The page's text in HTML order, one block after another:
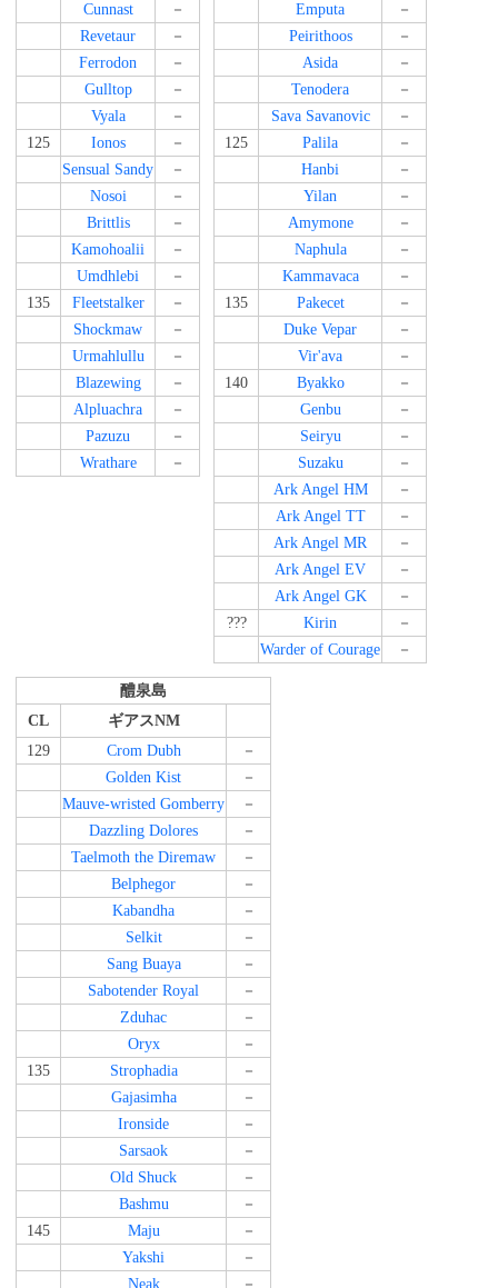
Cunnast
－
Revetaur
－
Ferrodon
－
Gulltop
－
Vyala
－
125
Ionos
－
Sensual Sandy
－
Nosoi
－
Brittlis
－
Kamohoalii
－
Umdhlebi
－
135
Fleetstalker
－
Shockmaw
－
Urmahlullu
－
Blazewing
－
Alpluachra
－
Pazuzu
－
Wrathare
－
Emputa
－
Peirithoos
－
Asida
－
Tenodera
－
Sava Savanovic
－
125
Palila
－
Hanbi
－
Yilan
－
Amymone
－
Naphula
－
Kammavaca
－
135
Pakecet
－
Duke Vepar
－
Vir'ava
－
140
Byakko
－
Genbu
－
Seiryu
－
Suzaku
－
Ark Angel HM
－
Ark Angel TT
－
Ark Angel MR
－
Ark Angel EV
－
Ark Angel GK
－
???
Kirin
－
Warder of Courage
－
醴泉島
CL
ギアスNM
129
Crom Dubh
－
Golden Kist
－
Mauve-wristed Gomberry
－
Dazzling Dolores
－
Taelmoth the Diremaw
－
Belphegor
－
Kabandha
－
Selkit
－
Sang Buaya
－
Sabotender Royal
－
Zduhac
－
Oryx
－
135
Strophadia
－
Gajasimha
－
Ironside
－
Sarsaok
－
Old Shuck
－
Bashmu
－
145
Maju
－
Yakshi
－
Neak
－